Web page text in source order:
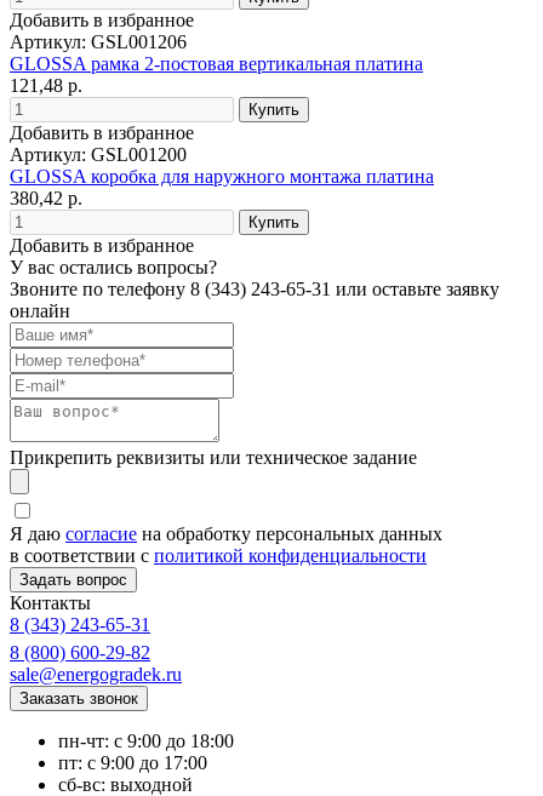
Добавить в избранное
Артикул: GSL001206
GLOSSA рамка 2-постовая вертикальная платина
121,48 р.
Добавить в избранное
Артикул: GSL001200
GLOSSA коробка для наружного монтажа платина
380,42 р.
Добавить в избранное
У вас остались вопросы?
Звоните по телефону 8 (343) 243-65-31 или оставьте заявку
онлайн
Прикрепить реквизиты или техническое задание
Я даю согласие на обработку персональных данных
в соответствии с политикой конфиденциальности
Контакты
8 (343) 243-65-31
8 (800) 600-29-82
sale@energogradek.ru
пн-чт: с 9:00 до 18:00
пт: с 9:00 до 17:00
сб-вс: выходной